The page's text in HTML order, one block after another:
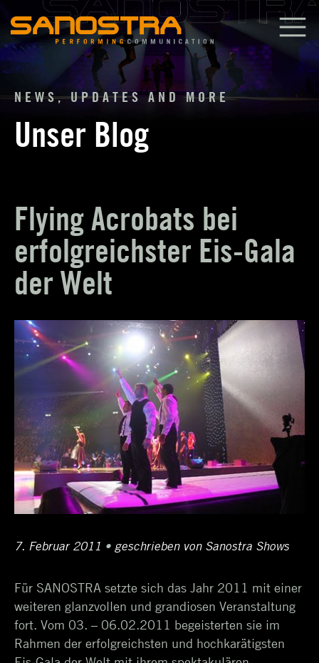
Inhalt
springen
NEWS, UPDATES AND MORE
Unser Blog
Flying Acrobats bei
erfolgreichster Eis-Gala
der Welt
Posted
7. Februar 2011 12.
2017
• Author
geschrieben von Sanostra Shows
Für SANOSTRA setzte sich das Jahr 2011 mit einer
weiteren glanzvollen und grandiosen Veranstaltung
fort. Vom 03. – 06.02.2011 begeisterten sie im
Rahmen der erfolgreichsten und hochkarätigsten